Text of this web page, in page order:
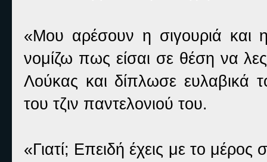
«Μου αρέσουν η σιγουριά και
νομίζω πως είσαι σε θέση να
Λούκας και δίπλωσε ευλαβικά
του τζιν παντελονιού του.
«Γιατί; Επειδή έχεις με το